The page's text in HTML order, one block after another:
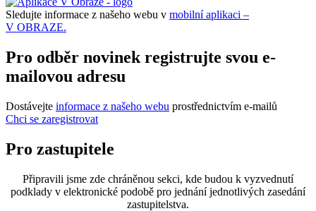
Sledujte informace z našeho webu v mobilní aplikaci –
V OBRAZE.
Pro odběr novinek registrujte svou e-
mailovou adresu
Dostávejte informace z našeho webu prostřednictvím e-mailů
Chci se zaregistrovat
Pro zastupitele
Připravili jsme zde chráněnou sekci, kde budou k vyzvednutí
podklady v elektronické podobě pro jednání jednotlivých zasedání
zastupitelstva.